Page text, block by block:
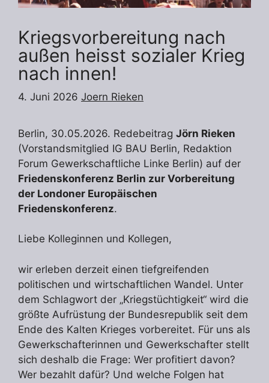
Kriegsvorbereitung nach
außen heisst sozialer Krieg
nach innen!
4. Juni 2026 Joern Rieken
Berlin, 30.05.2026. Redebeitrag Jörn Rieken
(Vorstandsmitglied IG BAU Berlin, Redaktion
Forum Gewerkschaftliche Linke Berlin) auf der
Friedenskonferenz Berlin zur Vorbereitung
der Londoner Europäischen
Friedenskonferenz.
Liebe Kolleginnen und Kollegen,
wir erleben derzeit einen tiefgreifenden
politischen und wirtschaftlichen Wandel. Unter
dem Schlagwort der „Kriegstüchtigkeit“ wird die
größte Aufrüstung der Bundesrepublik seit dem
Ende des Kalten Krieges vorbereitet. Für uns als
Gewerkschafterinnen und Gewerkschafter stellt
sich deshalb die Frage: Wer profitiert davon?
Wer bezahlt dafür? Und welche Folgen hat